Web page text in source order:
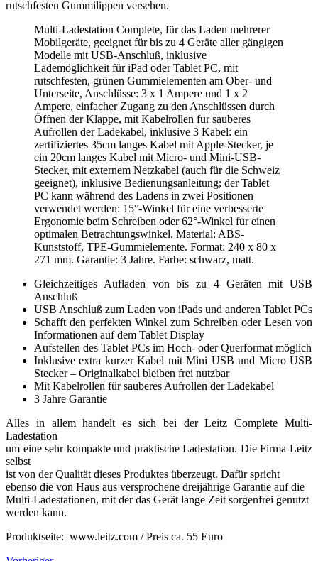
rutschfesten Gummilippen versehen.
Multi-Ladestation Complete, für das Laden mehrerer
Mobilgeräte, geeignet für bis zu 4 Geräte aller gängigen
Modelle mit USB-Anschluß, inklusive
Lademöglichkeit für iPad oder Tablet PC, mit
rutschfesten, grünen Gummielementen am Ober- und
Unterseite, Anschlüsse: 3 x 1 Ampere und 1 x 2
Ampere, einfacher Zugang zu den Anschlüssen durch
Öffnen der Klappe, mit Kabelrollen für sauberes
Aufrollen der Ladekabel, inklusive 3 Kabel: ein
zertifiziertes 35cm langes Kabel mit Apple-Stecker, je
ein 20cm langes Kabel mit Micro- und Mini-USB-
Stecker, mit externem Netzkabel (auch für die Schweiz
geeignet), inklusive Bedienungsanleitung; der Tablet
PC kann während des Ladens in zwei Positionen
verwendet werden: 15°-Winkel für eine verbesserte
Ergonomie beim Schreiben oder 62°-Winkel für einen
optimalen Betrachtungswinkel. Material: ABS-
Kunststoff, TPE-Gummielemente. Format: 240 x 80 x
271 mm. Garantie: 3 Jahre. Farbe: schwarz, matt.
Gleichzeitiges Aufladen von bis zu 4 Geräten mit USB
Anschluß
USB Anschluß zum Laden von iPads und anderen Tablet PCs
Schafft den perfekten Winkel zum Schreiben oder Lesen von
Informationen auf dem Tablet Display
Aufstellen des Tablet PCs im Hoch- oder Querformat möglich
Inklusive extra kurzer Kabel mit Mini USB und Micro USB
Stecker – Originalkabel bleiben frei nutzbar
Mit Kabelrollen für sauberes Aufrollen der Ladekabel
3 Jahre Garantie
Alles in allem handelt es sich bei der Leitz Complete Multi-
Ladestation
um eine sehr kompakte und praktische Ladestation. Die Firma Leitz
selbst
ist von der Qualität dieses Produktes überzeugt. Dafür spricht
ebenso die von Haus aus versprochene dreijährige Garantie auf die
Multi-Ladestationen, mit der das Gerät lange Zeit sorgenfrei genutzt
werden kann.
Produktseite: www.leitz.com / Preis ca. 55 Euro